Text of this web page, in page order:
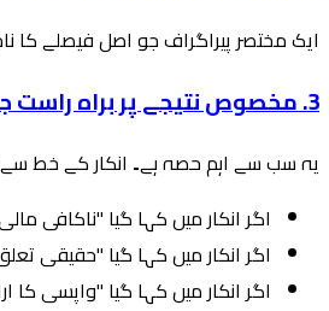
ایک مختصر پیراگراف جو اصل فیصلے کا
3. مخصوص نتیجے پر براہ راست جواب
یہ سب سے اہم حصہ ہے۔ انکار کے خط
اگر انکار میں کہا گیا "ناکافی
اگر انکار میں کہا گیا "حقیقی
اگر انکار میں کہا گیا "واپسی کا